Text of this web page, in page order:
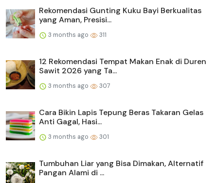
Rekomendasi Gunting Kuku Bayi Berkualitas
yang Aman, Presisi...
3 months ago 311
12 Rekomendasi Tempat Makan Enak di Duren
Sawit 2026 yang Ta...
3 months ago 307
Cara Bikin Lapis Tepung Beras Takaran Gelas
Anti Gagal, Hasi...
3 months ago 301
Tumbuhan Liar yang Bisa Dimakan, Alternatif
Pangan Alami di ...